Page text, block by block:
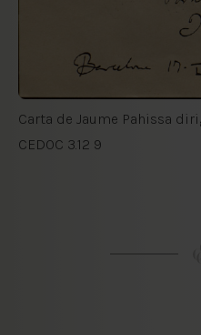
Carta de Jaume Pahissa
CEDOC 3.12 9